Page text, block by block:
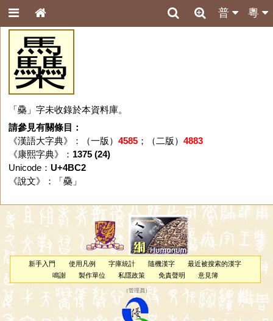
粵
普
䯂
「䯂」字未收錄於本資料庫。
請參見有關條目：
《漢語大字典》：（一版） 4585；（二版） 4883
《康熙字典》： 1375 (24)
Unicode： U+4BC2
《說文》：「 䯂」
新手入門 使用凡例 字庫統計 隨機漢字
最近被搜索的漢字
鳴謝
製作單位 私隱政策 免責聲明 意見簿
（管理員 ）